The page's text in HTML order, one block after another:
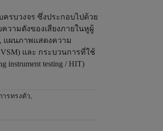
รบวงจร ซึ่งประกอบไปด้วย
ความดังของเสียงภายในหูผู้
), แผนภาพแสดงความ
VSM) และ กระบวนการที่ใช้
testing / HIT)
ารทรงตัว,